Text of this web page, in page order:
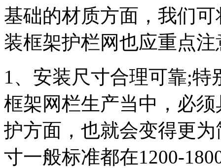
基础的材质方面，我们
装框架护栏网也应重点
1、安装尺寸合理可靠;
框架网栏生产当中，必
护方面，也就会变得更
寸一般标准都在1200-